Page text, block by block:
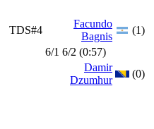
TDS#4
Facundo
Bagnis
(1)
6/1 6/2 (0:57)
Damir
Dzumhur
(0)